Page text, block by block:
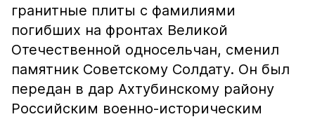
гранитные плиты с фамилиями
погибших на фронтах Великой
Отечественной односельчан, сменил
памятник Советскому Солдату. Он был
передан в дар Ахтубинскому району
Российским военно-историческим